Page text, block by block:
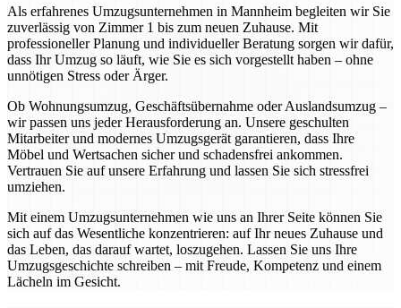
Als erfahrenes Umzugsunternehmen in Mannheim begleiten wir Sie
zuverlässig von Zimmer 1 bis zum neuen Zuhause. Mit
professioneller Planung und individueller Beratung sorgen wir dafür,
dass Ihr Umzug so läuft, wie Sie es sich vorgestellt haben – ohne
unnötigen Stress oder Ärger.
Ob Wohnungsumzug, Geschäftsübernahme oder Auslandsumzug –
wir passen uns jeder Herausforderung an. Unsere geschulten
Mitarbeiter und modernes Umzugsgerät garantieren, dass Ihre
Möbel und Wertsachen sicher und schadensfrei ankommen.
Vertrauen Sie auf unsere Erfahrung und lassen Sie sich stressfrei
umziehen.
Mit einem Umzugsunternehmen wie uns an Ihrer Seite können Sie
sich auf das Wesentliche konzentrieren: auf Ihr neues Zuhause und
das Leben, das darauf wartet, loszugehen. Lassen Sie uns Ihre
Umzugsgeschichte schreiben – mit Freude, Kompetenz und einem
Lächeln im Gesicht.